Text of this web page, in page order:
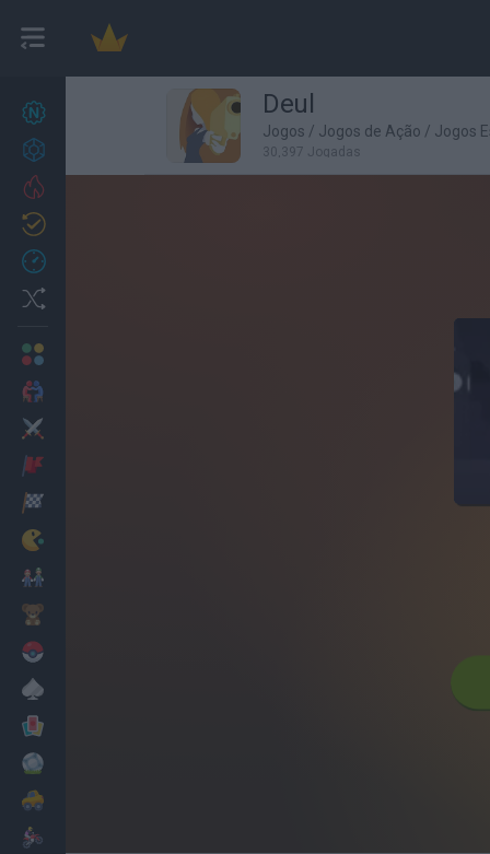
27 Deul
Jogos / Jogos de Ação / Jogos
30,397 Jogadas